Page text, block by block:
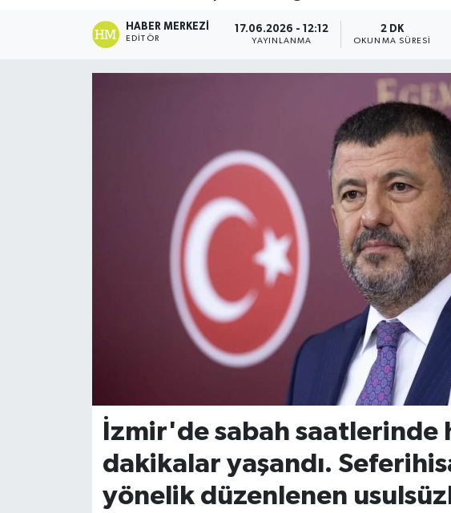
HABER MERKEZI
EDITÖR
17.06.2026 - 12:12
YAYINLANMA
2 DK
OKUNMA SÜRESI
İzmir'de sabah saatlerinde
dakikalar yaşandı.
yönelik düzenlenen
KENT GÜNDEMİ